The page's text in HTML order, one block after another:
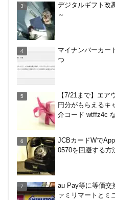
象外へ！11月から
おきたい利用条件
クレジットカー
理由
デジタルギフト改
～
マイナンバーカー
つ
【7/21まで】エ
円分がもらえるキ
介コード wtffz4c
JCBカードWで
0570を回避する方
au Pay等に等価交
ァミリマートとミ